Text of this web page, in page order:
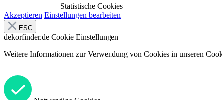
Statistische Cookies
Akzeptieren Einstellungen bearbeiten
ESC
dekorfinder.de Cookie Einstellungen
Weitere Informationen zur Verwendung von Cookies in unseren